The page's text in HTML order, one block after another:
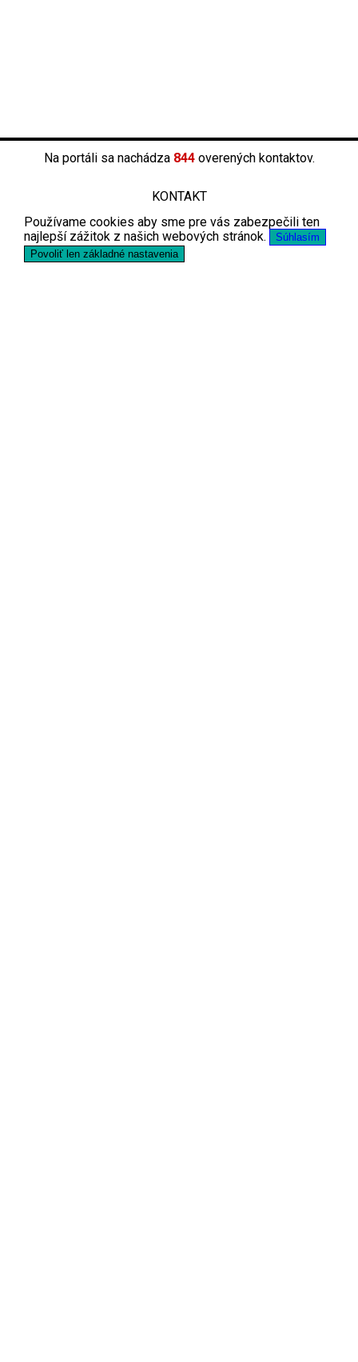
Na portáli sa nachádza 844overených kontaktov.
KONTAKT
Používame cookies aby sme pre vás zabezpečili ten
najlepší zážitok z našich webových stránok.
Súhlasím
Povoliť len základné nastavenia